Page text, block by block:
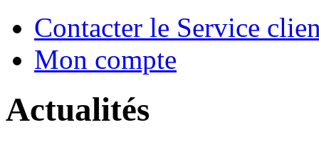
Contacter le Service
Mon compte
Actualités